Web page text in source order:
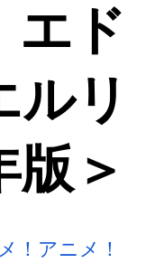
エド
ルリ
版＞
！アニメ！